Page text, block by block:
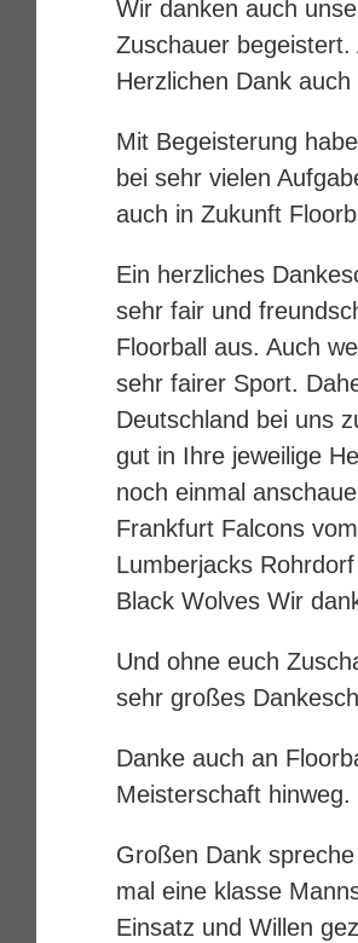
Wir danken auch
Zuschauer
Herzlichen Dank auch
Mit Begeisterung
bei sehr vielen
auch in Zukunft
Ein herzliches
sehr fair und
Floorball aus. Auch
sehr fairer Sport.
Deutschland bei uns
gut in Ihre jeweilige
noch einmal
Frankfurt Falcons
Lumberjacks Rohrdorf
Black Wolves Wir
Und ohne euch
sehr großes
Danke auch an
Meisterschaft hinweg.
Großen Dank
mal eine klasse
Einsatz und Willen